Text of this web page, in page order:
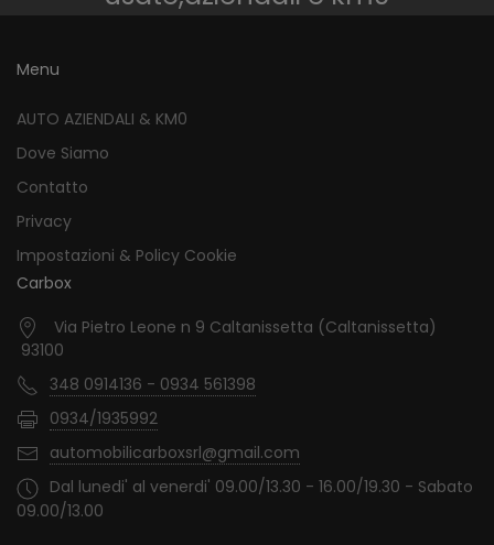
Menu
AUTO AZIENDALI & KM0
Dove Siamo
Contatto
Privacy
Impostazioni & Policy Cookie
Carbox
Via Pietro Leone n 9 Caltanissetta (Caltanissetta)
93100
348 0914136 - 0934 561398
0934/1935992
automobilicarboxsrl@gmail.com
Dal lunedi' al venerdi' 09.00/13.30 - 16.00/19.30 - Sabato
09.00/13.00